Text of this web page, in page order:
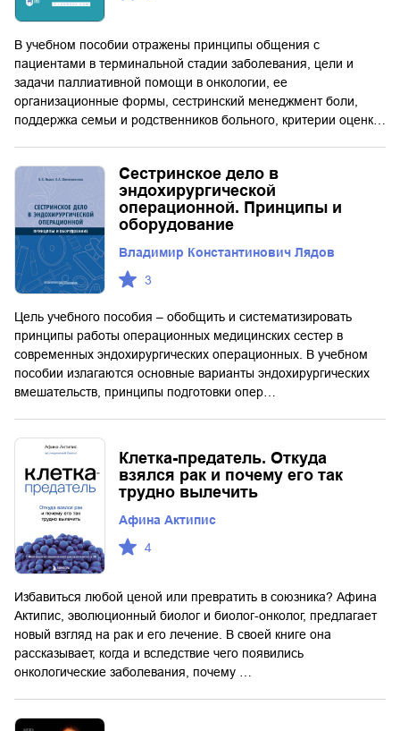
В учебном пособии отражены принципы общения с
пациентами в терминальной стадии заболевания, цели и
задачи паллиативной помощи в онкологии, ее
организационные формы, сестринский менеджмент боли,
поддержка семьи и родственников больного, критерии оценк…
Сестринское дело в
эндохирургической
операционной. Принципы и
оборудование
Владимир Константинович Лядов
3
Цель учебного пособия – обобщить и систематизировать
принципы работы операционных медицинских сестер в
современных эндохирургических операционных. В учебном
пособии излагаются основные варианты эндохирургических
вмешательств, принципы подготовки опер…
Клетка-предатель. Откуда
взялся рак и почему его так
трудно вылечить
Афина Актипис
4
Избавиться любой ценой или превратить в союзника? Афина
Актипис, эволюционный биолог и биолог-онколог, предлагает
новый взгляд на рак и его лечение. В своей книге она
рассказывает, когда и вследствие чего появились
онкологические заболевания, почему …